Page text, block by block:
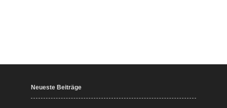
Neueste Beiträge